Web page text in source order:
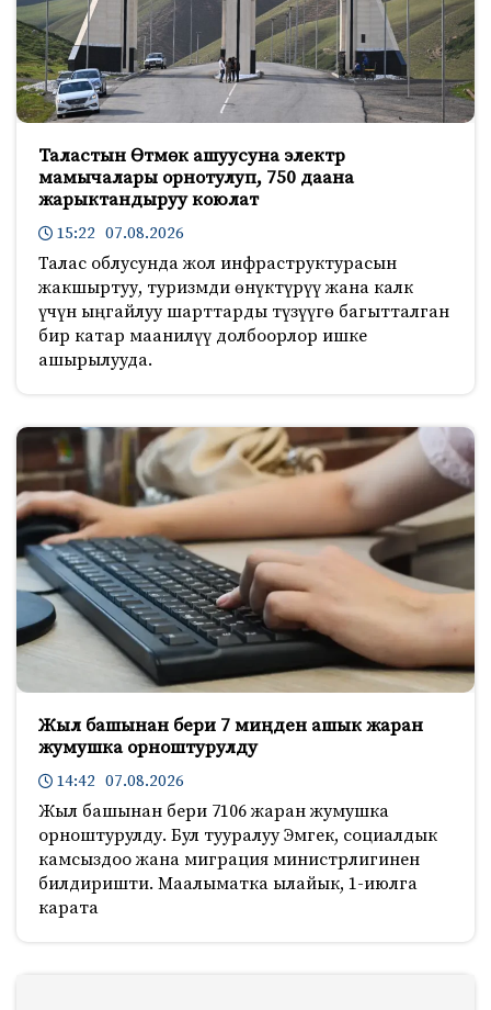
Таластын Өтмөк ашуусуна электр
мамычалары орнотулуп, 750 даана
жарыктандыруу коюлат
15:22 07.08.2026
Талас облусунда жол инфраструктурасын
жакшыртуу, туризмди өнүктүрүү жана калк
үчүн ыңгайлуу шарттарды түзүүгө багытталган
бир катар маанилүү долбоорлор ишке
ашырылууда.
Жыл башынан бери 7 миңден ашык жаран
жумушка орноштурулду
14:42 07.08.2026
Жыл башынан бери 7106 жаран жумушка
орноштурулду. Бул тууралуу Эмгек, социалдык
камсыздоо жана миграция министрлигинен
билдиришти. Маалыматка ылайык, 1-июлга
карата